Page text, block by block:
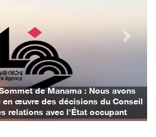
lors d'une attaqu ...
Beit Fajjar, au ...
de Manama : Nous avons
œuvre des décisions du Conseil
relations avec l'État occupant
Next